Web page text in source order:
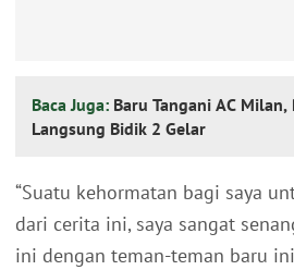
Baca Juga: Baru Tangani AC
Langsung Bidik 2 Gelar
“Suatu kehormatan bagi saya
dari cerita ini, saya sangat
ini dengan teman-teman baru